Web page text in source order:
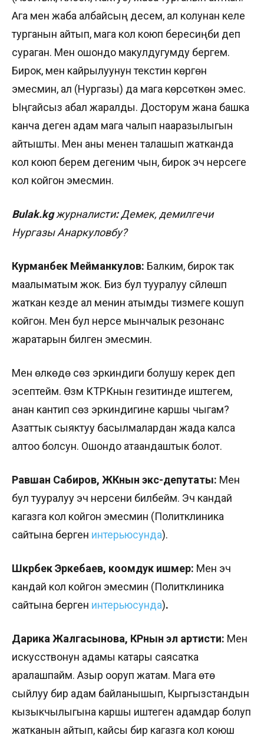
Ага мен жаба албайсың десем, ал колунан келе
турганын айтып, мага кол коюп бересиңби деп
сураган. Мен ошондо макулдугумду бергем.
Бирок, мен кайрылуунун текстин көргөн
эмесмин, ал (Нургазы) да мага көрсөткөн эмес.
Ыңгайсыз абал жаралды. Досторум жана башка
канча деген адам мага чалып нааразылыгын
айтышты. Мен аны менен талашып жатканда
кол коюп берем дегеним чын, бирок эч нерсеге
кол койгон эмесмин.
Bulak.kgжурналисти:Демек, демилгечи
Нургазы Анаркуловбу?
Курманбек Мейманкулов: Балким, бирок так
маалыматым жок. Биз бул тууралуу сүйлөшүп
жаткан кезде ал менин атымды тизмеге кошуп
койгон. Мен бул нерсе мынчалык резонанс
жаратарын билген эмесмин.
Мен өлкөдө сөз эркиндиги болушу керек деп
эсептейм. Өзүм КТРКнын гезитинде иштегем,
анан кантип сөз эркиндигине каршы чыгам?
Азаттык сыяктуу басылмалардан жада калса
алтоо болсун. Ошондо атаандаштык болот.
Равшан Сабиров, ЖКнын экс-депутаты: Мен
бул тууралуу эч нерсени билбейм. Эч кандай
кагазга кол койгон эмесмин (Политклиника
сайтына берген интерьюсунда).
Шүкүрбек Эркебаев, коомдук ишмер: Мен эч
кандай кол койгон эмесмин (Политклиника
сайтына берген интерьюсунда).
Дарика Жалгасынова, КРнын эл артисти: Мен
искусствонун адамы катары саясатка
аралашпайм. Азыр ооруп жатам. Мага өтө
сыйлуу бир адам байланышып, Кыргызстандын
кызыкчылыгына каршы иштеген адамдар болуп
жатканын айтып, кайсы бир кагазга кол коюш